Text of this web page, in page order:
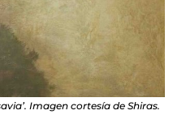
Imagen cortesía de Shiras.